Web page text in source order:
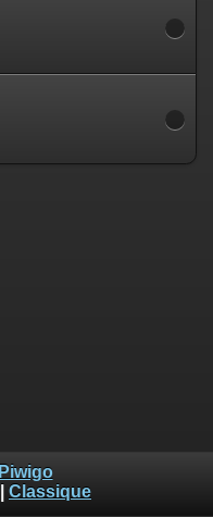
Piwigo
Classique